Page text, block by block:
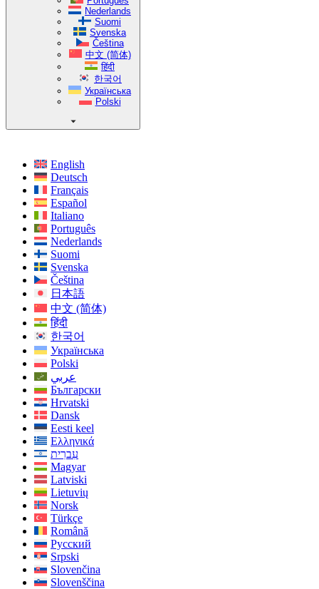
Nederlands
Suomi
Svenska
Čeština
中文 (简体)
हिंदी
한국어
Українська
Polski
English
Deutsch
Français
Español
Italiano
Português
Nederlands
Suomi
Svenska
Čeština
日本語
中文 (简体)
हिंदी
한국어
Українська
Polski
عربي
Български
Hrvatski
Dansk
Eesti keel
Ελληνικά
עִברִית
Magyar
Latviski
Lietuvių
Norsk
Türkçe
Română
Русский
Srpski
Slovenčina
Slovenščina